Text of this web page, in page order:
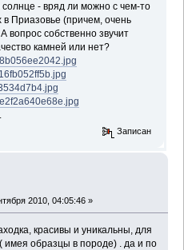
солнце - вряд ли можно с чем-то
Приазовье (причем, очень
вопрос собственно звучит
камней или нет?
Записан
2010, 04:05:46 »
красивы и уникальны, для
имея образцы в породе) . да и по